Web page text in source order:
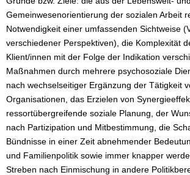
Gemeinwesenorientierung der sozialen Arbeit
Notwendigkeit einer umfassenden Sichtweise
verschiedener Perspektiven), die Komplexität
Klient/innen mit der Folge der Indikation
Maßnahmen durch mehrere psychosoziale
nach wechselseitiger Ergänzung der Tätigkeit
Organisationen, das Erzielen von
ressortübergreifende soziale Planung, der
nach Partizipation und Mitbestimmung, die
Bündnisse in einer Zeit abnehmender
und Familienpolitik sowie immer knapper
Streben nach Einmischung in andere